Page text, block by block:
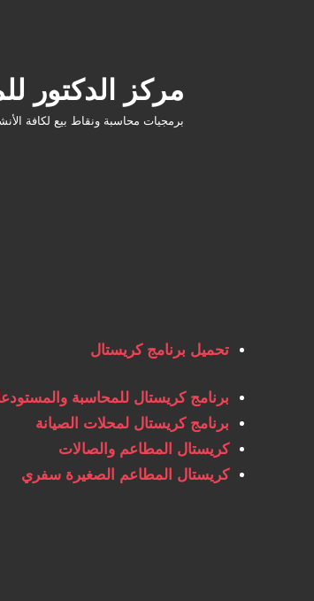
مركز الدكتور
برمجيات محاسبة ونقاط بيع لكافة
تحميل برنامج كريستال
برنامج كريستال للمحاسبة
برنامج كريستال لمحلات الصيانة
كريستال المطاعم والصالات
كريستال المطاعم الصغيرة سفري